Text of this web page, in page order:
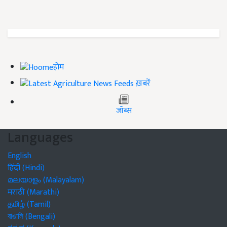
होम
ख़बरें
जॉब्स
Languages
English
हिंदी (Hindi)
മലയാളം (Malayalam)
मराठी (Marathi)
தமிழ் (Tamil)
বাঙালি (Bengali)